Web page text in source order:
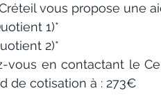
vous propose une
1)*
2)*
vous en contactant le
de cotisation à : 273€